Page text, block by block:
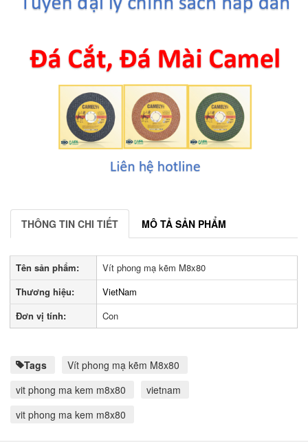
THÔNG TIN CHI TIẾT MÔ TẢ SẢN PHẨM
Tên sản phẩm:
Vít phong mạ kẽm M8x80
Thương hiệu:
VietNam
Đơn vị tính:
Con
Tags
Vít phong mạ kẽm M8x80
vit phong ma kem m8x80
vietnam
vit phong ma kem m8x80